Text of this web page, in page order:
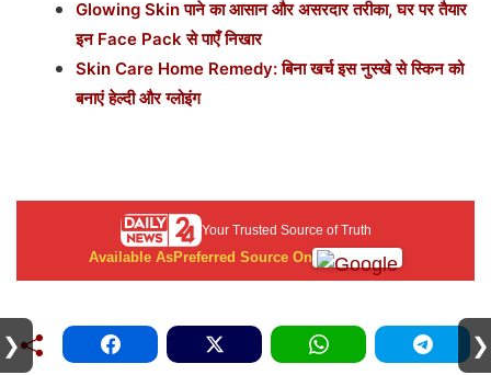
Glowing Skin पाने का आसान और असरदार तरीका, घर पर तैयार
इन Face Pack से पाएँ निखार
Skin Care Home Remedy: बिना खर्च इस नुस्खे से स्किन को
बनाएं हेल्दी और ग्लोइंग
Your Trusted Source of Truth
Available AsPreferred Source On
❯ ❯